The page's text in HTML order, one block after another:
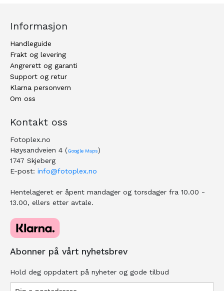
Informasjon
Handleguide
Frakt og levering
Angrerett og garanti
Support og retur
Klarna personvern
Om oss
Kontakt oss
Fotoplex.no
Høysandveien 4 (Google Maps)
1747 Skjeberg
E-post: info@fotoplex.no
Hentelageret er åpent mandager og torsdager fra 10.00 -
13.00, ellers etter avtale.
Abonner på vårt nyhetsbrev
Hold deg oppdatert på nyheter og gode tilbud